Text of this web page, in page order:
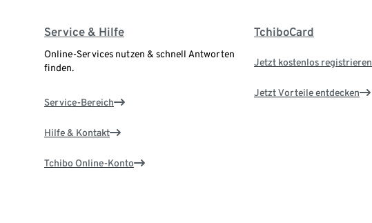
Service & Hilfe
Online-Services nutzen & schnell Antworten
finden.
Service-Bereich
Hilfe & Kontakt
Tchibo Online-Konto
TchiboCard
Jetzt kostenlos registrieren
Jetzt Vorteile entdecken